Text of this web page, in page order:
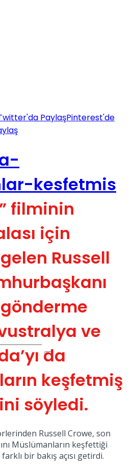
PaylaşPinterest'de
filminin
için
Russell
ve
da
keşfetmiş
söyledi.
Russell Crowe, son
Müslümanların keşfettiği
bir bakış açısı getirdi.